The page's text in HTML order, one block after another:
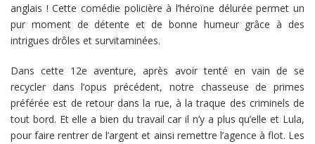
anglais ! Cette comédie policière à l’héroïne délurée permet un
pur moment de détente et de bonne humeur grâce à des
intrigues drôles et survitaminées.
Dans cette 12e aventure, après avoir tenté en vain de se
recycler dans l’opus précédent, notre chasseuse de primes
préférée est de retour dans la rue, à la traque des criminels de
tout bord. Et elle a bien du travail car il n’y a plus qu’elle et Lula,
pour faire rentrer de l’argent et ainsi remettre l’agence à flot. Les